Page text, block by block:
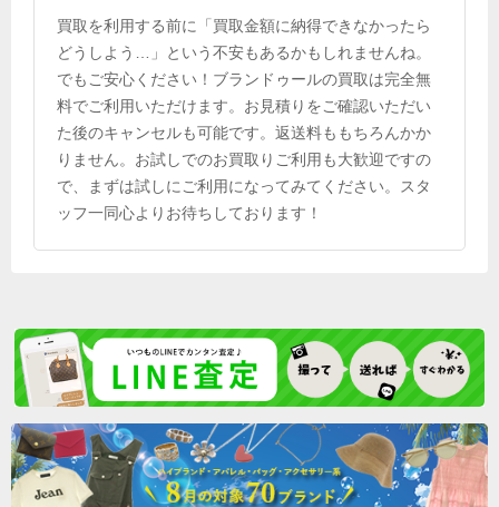
買取を利用する前に「買取金額に納得できなかったら
どうしよう…」という不安もあるかもしれませんね。
でもご安心ください！ブランドゥールの買取は完全無
料でご利用いただけます。お見積りをご確認いただい
た後のキャンセルも可能です。返送料ももちろんかか
りません。お試しでのお買取りご利用も大歓迎ですの
で、まずは試しにご利用になってみてください。スタ
ッフ一同心よりお待ちしております！